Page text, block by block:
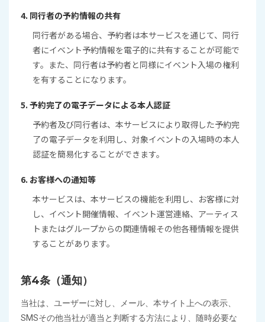
4. 同行者の予約情報の共有
同行者がある場合、予約者は本サービスを通じて、同行
者にイベント予約情報を電子的に共有することが可能で
す。また、同行者は予約者と同様にイベント入場の権利
を有することになります。
5. 予約完了の電子データによる本人認証
予約者及び同行者は、本サービスにより取得した予約完
了の電子データを利用し、対象イベントの入場時の本人
認証を簡易化することができます。
6. お客様への通知等
本サービスは、本サービスの機能を利用し、お客様に対
し、イベント開催情報、イベント運営連絡、アーティス
トまたはグループからの関連情報その他各種情報を提供
することがあります。
第4条（通知）
当社は、ユーザーに対し、メール、本サイト上への表示、
SMSその他当社が適当と判断する方法により、随時必要な